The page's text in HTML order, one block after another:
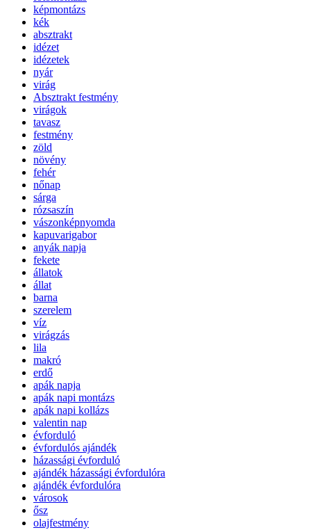
képmontázs
kék
absztrakt
idézet
idézetek
nyár
virág
Absztrakt festmény
virágok
tavasz
festmény
zöld
növény
fehér
nőnap
sárga
rózsaszín
vászonképnyomda
kapuvarigabor
anyák napja
fekete
állatok
állat
barna
szerelem
víz
virágzás
lila
makró
erdő
apák napja
apák napi montázs
apák napi kollázs
valentin nap
évforduló
évfordulós ajándék
házassági évforduló
ajándék házassági évfordulóra
ajándék évfordulóra
városok
ősz
olajfestmény